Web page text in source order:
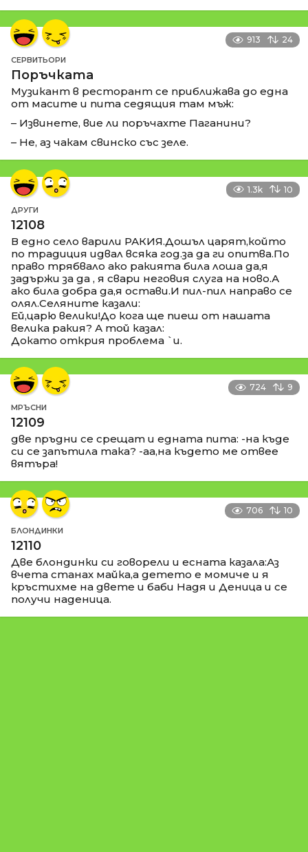
913 24
СЕРВИТЬОРИ
Поръчката
Музикант в ресторант се приближава до една
от масите и пита седящия там мъж:
– Извинете, вие ли поръчахте Паганини?
– Не, аз чакам свинско със зеле.
1.3k 10
ДРУГИ
12108
В едно село варили РАКИЯ.Дошъл царят,който
по традиция идвал всяка год.за да ги опитва.По
право трябвало ако ракията била лоша да,я
задържи за да , я свари неговия слуга на ново.А
ако била добра да,я остави.И пил-пил направо се
олял.Селяните казали:
Ей,царю велики!До кога ще пиеш от нашата
велика ракия? А той казал:
Докато открия проблема `и.
724 9
МРЪСНИ
12109
две пръдни се срещат и едната пита: -на къде
си се запътила така? -аа,на където ме отвее
вятъра!
706 10
БЛОНДИНКИ
12110
Две блондинки си говорели и есната казала:Аз
вчета станах майка,а детето е момиче и я
кръстихме на двете и баби Надя и Деница и се
получи наденица.